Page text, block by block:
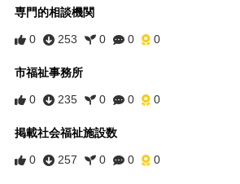
専門的相談機関
0 253 0 0 0
市福祉事務所
0 235 0 0 0
掲載社会福祉施設数
0 257 0 0 0